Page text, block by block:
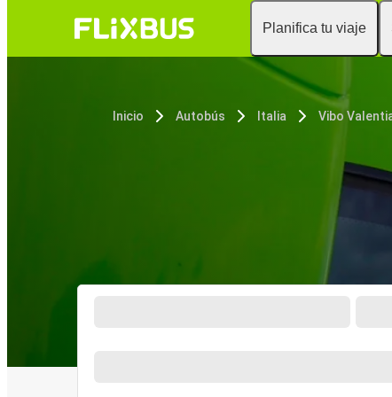
Planifica tu viaje
Inicio Autobús Italia Vibo